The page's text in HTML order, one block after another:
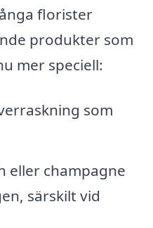
florister
produkter som
mer speciell:
som
eller champagne
särskilt vid